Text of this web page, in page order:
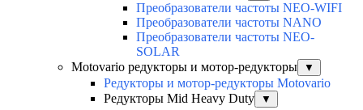
Преобразователи частоты NEO-WIFI
Преобразователи частоты NANO
Преобразователи частоты NEO-
SOLAR
Motovario редукторы и мотор-редукторы
▼
Редукторы и мотор-редукторы Motovario
Редукторы Mid Heavy Duty
▼